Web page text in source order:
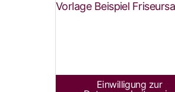
Einwilligung zur